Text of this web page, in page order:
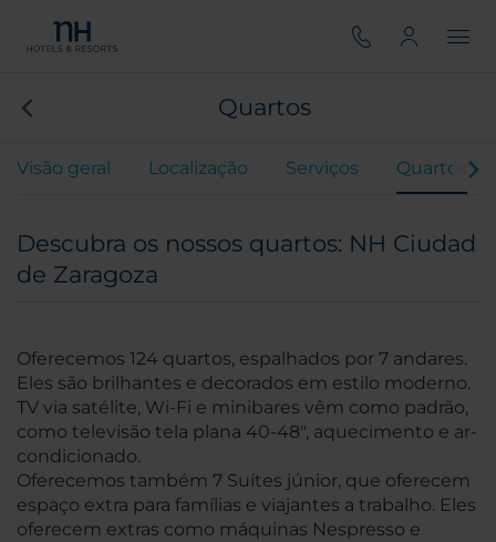
Quartos
Visão geral Localização Serviços Quartos
Descubra os nossos quartos: NH Ciudad
de Zaragoza
Oferecemos 124 quartos, espalhados por 7 andares.
Eles são brilhantes e decorados em estilo moderno.
TV via satélite, Wi-Fi e minibares vêm como padrão,
como televisão tela plana 40-48", aquecimento e ar-
condicionado.
Oferecemos também 7 Suítes júnior, que oferecem
espaço extra para famílias e viajantes a trabalho. Eles
oferecem extras como máquinas Nespresso e